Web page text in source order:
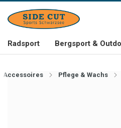
Radsport Bergsport &
Accessoires Pflege & Wachs